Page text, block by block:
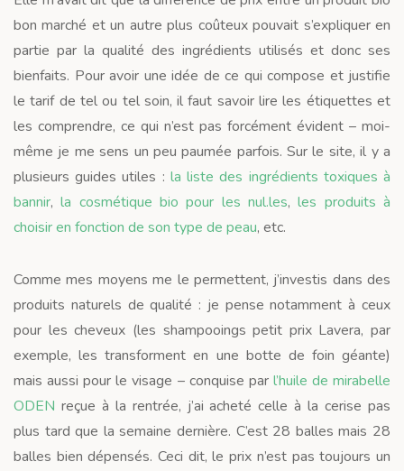
bon marché et un autre plus coûteux pouvait s’expliquer en
partie par la qualité des ingrédients utilisés et donc ses
bienfaits. Pour avoir une idée de ce qui compose et justifie
le tarif de tel ou tel soin, il faut savoir lire les étiquettes et
les comprendre, ce qui n’est pas forcément évident – moi-
même je me sens un peu paumée parfois. Sur le site, il y a
plusieurs guides utiles : la liste des ingrédients toxiques à
bannir,la cosmétique bio pour les nul.les,les produits à
choisir en fonction de son type de peau, etc.
Comme mes moyens me le permettent, j’investis dans des
produits naturels de qualité : je pense notamment à ceux
pour les cheveux (les shampooings petit prix Lavera, par
exemple, les transforment en une botte de foin géante)
mais aussi pour le visage – conquise par l’huile de mirabelle
ODEN reçue à la rentrée, j’ai acheté celle à la cerise pas
plus tard que la semaine dernière. C’est 28 balles mais 28
balles bien dépensés. Ceci dit, le prix n’est pas toujours un